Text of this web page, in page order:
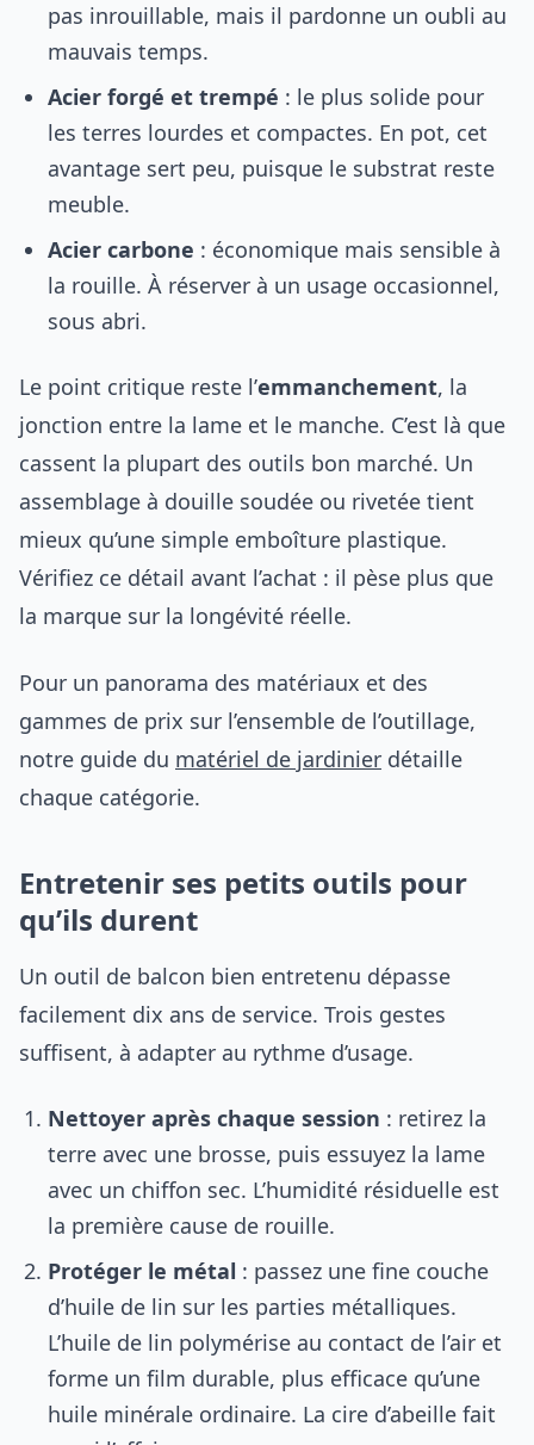
pas inrouillable, mais il pardonne un oubli au
mauvais temps.
Acier forgé et trempé : le plus solide pour
les terres lourdes et compactes. En pot, cet
avantage sert peu, puisque le substrat reste
meuble.
Acier carbone : économique mais sensible à
la rouille. À réserver à un usage occasionnel,
sous abri.
Le point critique reste l’emmanchement, la
jonction entre la lame et le manche. C’est là que
cassent la plupart des outils bon marché. Un
assemblage à douille soudée ou rivetée tient
mieux qu’une simple emboîture plastique.
Vérifiez ce détail avant l’achat : il pèse plus que
la marque sur la longévité réelle.
Pour un panorama des matériaux et des
gammes de prix sur l’ensemble de l’outillage,
notre guide du matériel de jardinier détaille
chaque catégorie.
Entretenir ses petits outils pour
qu’ils durent
Un outil de balcon bien entretenu dépasse
facilement dix ans de service. Trois gestes
suffisent, à adapter au rythme d’usage.
Nettoyer après chaque session : retirez la
terre avec une brosse, puis essuyez la lame
avec un chiffon sec. L’humidité résiduelle est
la première cause de rouille.
Protéger le métal : passez une fine couche
d’huile de lin sur les parties métalliques.
L’huile de lin polymérise au contact de l’air et
forme un film durable, plus efficace qu’une
huile minérale ordinaire. La cire d’abeille fait